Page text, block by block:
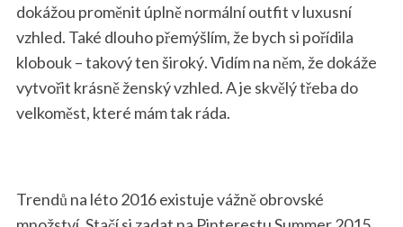
dokážou proměnit úplně normální outfit v luxusní
vzhled. Také dlouho přemýšlím, že bych si pořídila
klobouk – takový ten široký. Vidím na něm, že dokáže
vytvořit krásně ženský vzhled. A je skvělý třeba do
velkoměst, které mám tak ráda.
Trendů na léto 2016 existuje vážně obrovské